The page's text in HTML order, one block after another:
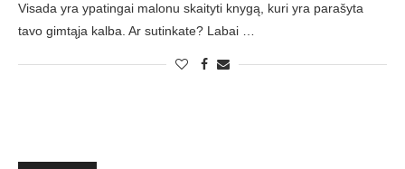
Visada yra ypatingai malonu skaityti knygą, kuri yra parašyta
tavo gimtąja kalba. Ar sutinkate? Labai …